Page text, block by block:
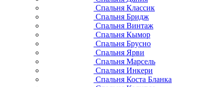
Спальня Классик
Спальня Бридж
Спальня Винтаж
Спальня Кымор
Спальня Брусно
Спальня Ярви
Спальня Марсель
Спальня Инкери
Спальня Коста Бланка